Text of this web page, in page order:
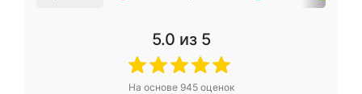
5.0 из 5
На основе 945оценок